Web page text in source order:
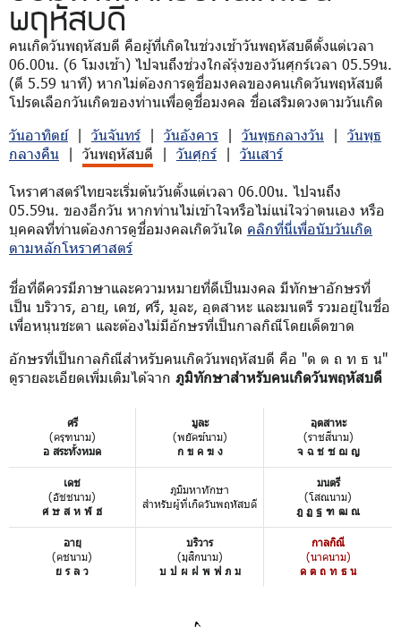
พฤหัสบดี
คนเกิดวันพฤหัสบดี คือผู้ที่เกิดในช่วงเช้าวันพฤหัสบดีตั้งแต่เวลา
06.00น. (6 โมงเช้า) ไปจนถึงช่วงใกล้รุ่งของวันศุกร์เวลา 05.59น.
(ตี 5.59 นาที) หากไม่ต้องการดูชื่อมงคลของคนเกิดวันพฤหัสบดี
โปรดเลือกวันเกิดของท่านเพื่อดูชื่อมงคล ชื่อเสริมดวงตามวันเกิด
วันอาทิตย์| วันจันทร์ | วันอังคาร | วันพุธกลางวัน | วันพุธ
กลางคืน | วันพฤหัสบดี | วันศุกร์ | วันเสาร์
โหราศาสตร์ไทยจะเริ่มต้นวันตั้งแต่เวลา 06.00น. ไปจนถึง
05.59น. ของอีกวัน หากท่านไม่เข้าใจหรือไม่แน่ใจว่าตนเอง หรือ
บุคคลที่ท่านต้องการดูชื่อมงคลเกิดวันใด คลิกที่นี่เพื่อนับวันเกิด
ตามหลักโหราศาสตร์
ชื่อที่ดีควรมีภาษาและความหมายที่ดีเป็นมงคล มีทักษาอักษรที่
เป็น บริวาร, อายุ, เดช, ศรี, มูละ, อุตสาหะ และมนตรี รวมอยู่ในชื่อ
เพื่อหนุนชะตา และต้องไม่มีอักษรที่เป็นกาลกิณีโดยเด็ดขาด
อักษรที่เป็นกาลกิณีสำหรับคนเกิดวันพฤหัสบดี คือ "ด ต ถ ท ธ น"
ดูรายละเอียดเพิ่มเติมได้จาก ภูมิทักษาสำหรับคนเกิดวันพฤหัสบดี
ศรี
(ครุฑนาม)
อ สระทั้งหมด
มูละ
(พยัคฆ์นาม)
ก ข ค ฆ ง
อุตสาหะ
(ราชสีนาม)
จ ฉ ช ซ ฌ ญ
เดช
(อัชชนาม)
ศ ษ ส ห ฬ ฮ
ภูมิมหาทักษา
สำหรับผู้ที่เกิดวันพฤหัสบดี
มนตรี
(โสณนาม)
ฎ ฏ ฐ ฑ ฒ ณ
อายุ
(คชนาม)
ย ร ล ว
บริวาร
(มุสิกนาม)
บ ป ผ ฝ พ ฟ ภ ม
กาลกิณี
(นาคนาม)
ด ต ถ ท ธ น